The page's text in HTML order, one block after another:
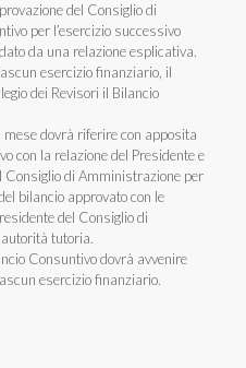
del Consiglio di
per l’esercizio successivo
da una relazione esplicativa.
esercizio finanziario, il
dei Revisori il Bilancio
dovrà riferire con apposita
con la relazione del Presidente e
Consiglio di Amministrazione per
bilancio approvato con le
del Consiglio di
tutoria.
Consuntivo dovrà avvenire
esercizio finanziario.